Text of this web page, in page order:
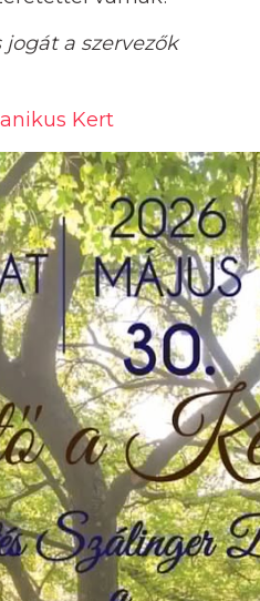
a szervezők
Kert